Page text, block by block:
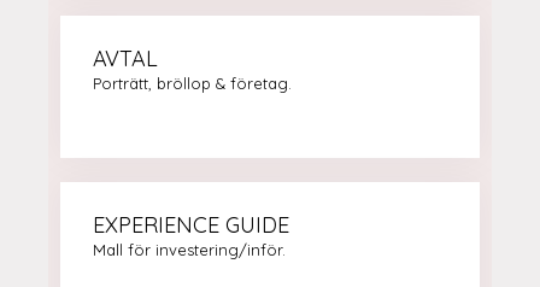
AVTAL
Porträtt, bröllop & företag.
EXPERIENCE GUIDE
Mall för investering/inför.